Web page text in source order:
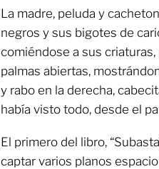
La madre, peluda y
negros y sus bigotes de
comiéndose a sus
palmas abiertas,
y rabo en la derecha,
había visto todo, desde el
El primero del libro,
captar varios planos